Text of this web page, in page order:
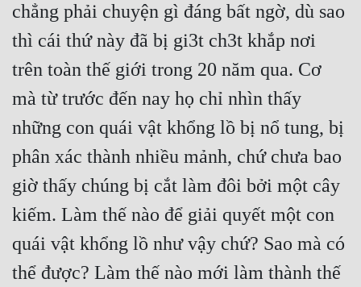
chẳng phải chuyện gì đáng bất ngờ, dù sao
thì cái thứ này đã bị gi3t ch3t khắp nơi
trên toàn thế giới trong 20 năm qua. Cơ
mà từ trước đến nay họ chỉ nhìn thấy
những con quái vật khổng lồ bị nổ tung, bị
phân xác thành nhiều mảnh, chứ chưa bao
giờ thấy chúng bị cắt làm đôi bởi một cây
kiếm. Làm thế nào để giải quyết một con
quái vật khổng lồ như vậy chứ? Sao mà có
thể được? Làm thế nào mới làm thành thế